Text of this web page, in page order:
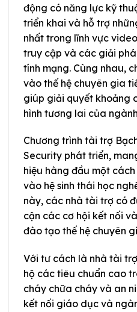
động có năng lực kỹ
triển khai và hỗ trợ
nhất trong lĩnh vực
truy cập và các giải
tính mạng. Cùng nhau,
vào thế hệ chuyên gia
giúp giải quyết khoảng
hình tương lai của
Chương trình tài trợ
Security phát triển,
hiệu hàng đầu một
vào hệ sinh thái học
này, các nhà tài trợ có
cận các cơ hội kết nối
đào tạo thế hệ chuyên
Với tư cách là nhà tài
hộ các tiêu chuẩn cao
cháy chữa cháy và an
kết nối giáo dục và